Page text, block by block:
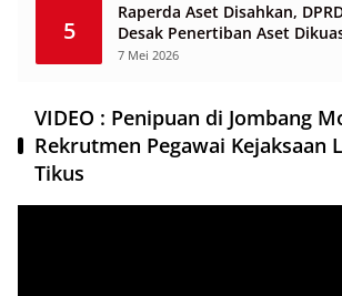
5
Raperda Aset Disahkan,
Desak Penertiban Aset
7 Mei 2026
VIDEO : Penipuan di Jombang
Rekrutmen Pegawai Kejaksaan
Tikus